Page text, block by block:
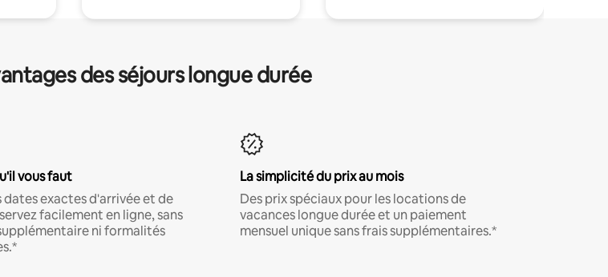
des séjours longue durée
vous faut
dates exactes d'arrivée et de
facilement en ligne, sans
ni formalités
La simplicité du prix au mois
Des prix spéciaux pour les locations de
vacances longue durée et un paiement
mensuel unique sans frais supplémentaires.*